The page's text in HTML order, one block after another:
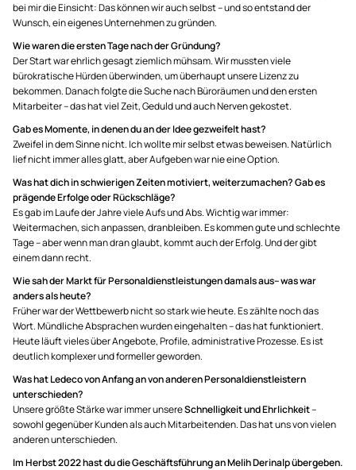
bei mir die Einsicht: Das können wir auch selbst – und so entstand der
Wunsch, ein eigenes Unternehmen zu gründen.
Wie waren die ersten Tage nach der Gründung?
Der Start war ehrlich gesagt ziemlich mühsam. Wir mussten viele
bürokratische Hürden überwinden, um überhaupt unsere Lizenz zu
bekommen. Danach folgte die Suche nach Büroräumen und den ersten
Mitarbeiter – das hat viel Zeit, Geduld und auch Nerven gekostet.
Gab es Momente, in denen du an der Idee gezweifelt hast?
Zweifel in dem Sinne nicht. Ich wollte mir selbst etwas beweisen. Natürlich
lief nicht immer alles glatt, aber Aufgeben war nie eine Option.
Was hat dich in schwierigen Zeiten motiviert, weiterzumachen? Gab es
prägende Erfolge oder Rückschläge?
Es gab im Laufe der Jahre viele Aufs und Abs. Wichtig war immer:
Weitermachen, sich anpassen, dranbleiben. Es kommen gute und schlechte
Tage – aber wenn man dran glaubt, kommt auch der Erfolg. Und der gibt
einem dann recht.
Wie sah der Markt für Personaldienstleistungen damals aus– was war
anders als heute?
Früher war der Wettbewerb nicht so stark wie heute. Es zählte noch das
Wort. Mündliche Absprachen wurden eingehalten – das hat funktioniert.
Heute läuft vieles über Angebote, Profile, administrative Prozesse. Es ist
deutlich komplexer und formeller geworden.
Was hat Ledeco von Anfang an von anderen Personaldienstleistern
unterschieden?
Unsere größte Stärke war immer unsereSchnelligkeit und Ehrlichkeit–
sowohl gegenüber Kunden als auch Mitarbeitenden. Das hat uns von vielen
anderen unterschieden.
Im Herbst 2022 hast du die Geschäftsführung an Melih Derinalp übergeben.